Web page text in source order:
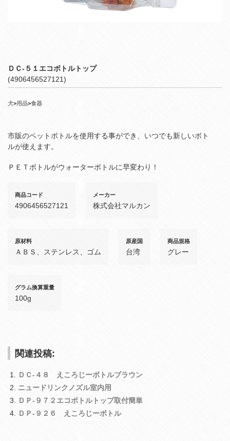
ＤＣ‐５１エコボトルトップ
(4906456527121)
犬>用品>食器
市販のペットボトルを使用する事ができ、いつでも新しいボト
ルが使えます。
ＰＥＴボトルがウォーターボトルに早変わり！
商品コード
4906456527121
メーカー
株式会社マルカン
原材料
ＡＢＳ、ステンレス、ゴム
原産国
台湾
商品規格
グレー
グラム換算重量
100g
関連投稿:
ＤＣ‐４８ えころじーボトルブラウン
ニュードリンクノズル室内用
ＤＰ‐９７２エコボトルトップ取付簡単
ＤＰ‐９２６ えころじーボトル